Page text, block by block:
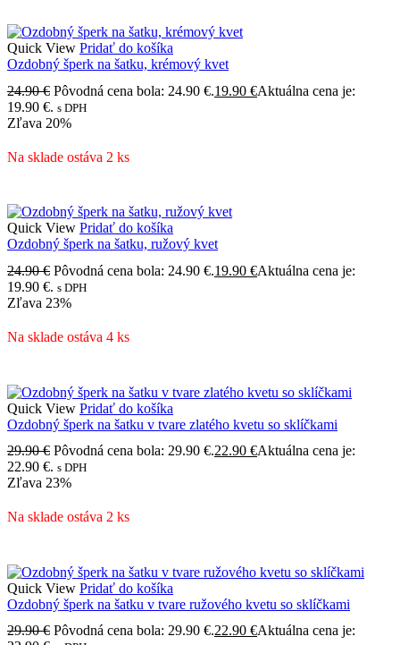
Quick View Pridať do košíka
Ozdobný šperk na šatku, krémový kvet
24.90€ Pôvodná cena bola: 24.90 €.19.90 €Aktuálna cena je:
19.90 €. s DPH
Zľava 20%
Na sklade ostáva 2 ks
Quick View Pridať do košíka
Ozdobný šperk na šatku, ružový kvet
24.90€ Pôvodná cena bola: 24.90 €.19.90 €Aktuálna cena je:
19.90 €. s DPH
Zľava 23%
Na sklade ostáva 4 ks
Quick View Pridať do košíka
Ozdobný šperk na šatku v tvare zlatého kvetu so sklíčkami
29.90€ Pôvodná cena bola: 29.90 €.22.90 €Aktuálna cena je:
22.90 €. s DPH
Zľava 23%
Na sklade ostáva 2 ks
Quick View Pridať do košíka
Ozdobný šperk na šatku v tvare ružového kvetu so sklíčkami
29.90€ Pôvodná cena bola: 29.90 €.22.90 €Aktuálna cena je: